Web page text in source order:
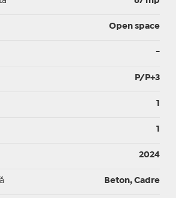
Open space
-
P/P+3
1
1
2024
Beton, Cadre